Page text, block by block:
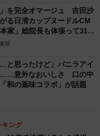
まりこさん
」を完全オマージュ 吉田沙
る日清カップヌードルCM
家」総院長も体張って31万
部
…と思ったけど」バニラアイ
……意外なおいしさ 口の中
和の薬味コラボ」が話題
キング